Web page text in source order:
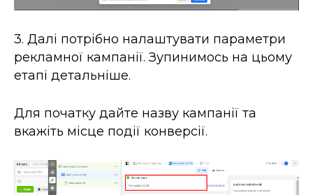
3. Далі потрібно налаштувати параметри
рекламної кампанії. Зупинимось на цьому
етапі детальніше.
Для початку дайте назву кампанії та
вкажіть місце події конверсії.